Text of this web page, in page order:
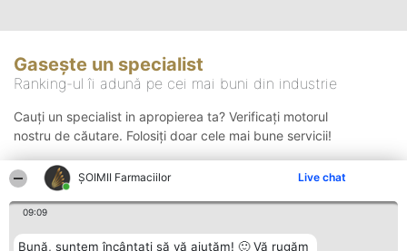
ŞOIMII Farmaciilor Live chat
09:09
Bună, suntem încântați să vă ajutăm! 🙂 Vă rugăm
Gasește un specialist
Ranking-ul îi adună pe cei mai buni din industrie
Cauți un specialist in apropierea ta? Verificați motorul
nostru de căutare. Folosiți doar cele mai bune servicii!